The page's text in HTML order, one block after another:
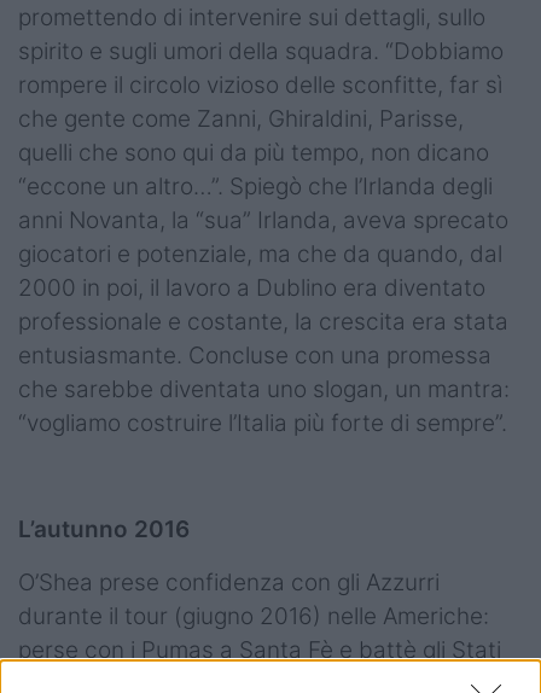
promettendo di intervenire sui dettagli, sullo
spirito e sugli umori della squadra. “Dobbiamo
rompere il circolo vizioso delle sconfitte, far sì
che gente come Zanni, Ghiraldini, Parisse,
quelli che sono qui da più tempo, non dicano
“eccone un altro…”. Spiegò che l’Irlanda degli
anni Novanta, la “sua” Irlanda, aveva sprecato
giocatori e potenziale, ma che da quando, dal
2000 in poi, il lavoro a Dublino era diventato
professionale e costante, la crescita era stata
entusiasmante. Concluse con una promessa
che sarebbe diventata uno slogan, un mantra:
“vogliamo costruire l’Italia più forte di sempre”.
L’autunno 2016
O’Shea prese confidenza con gli Azzurri
durante il tour (giugno 2016) nelle Americhe:
perse con i Pumas a Santa Fè e battè gli Stati